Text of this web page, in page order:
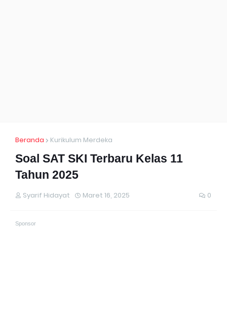
Beranda Kurikulum Merdeka
Soal SAT SKI Terbaru Kelas 11
Tahun 2025
Syarif Hidayat Maret 16, 2025 0
Sponsor